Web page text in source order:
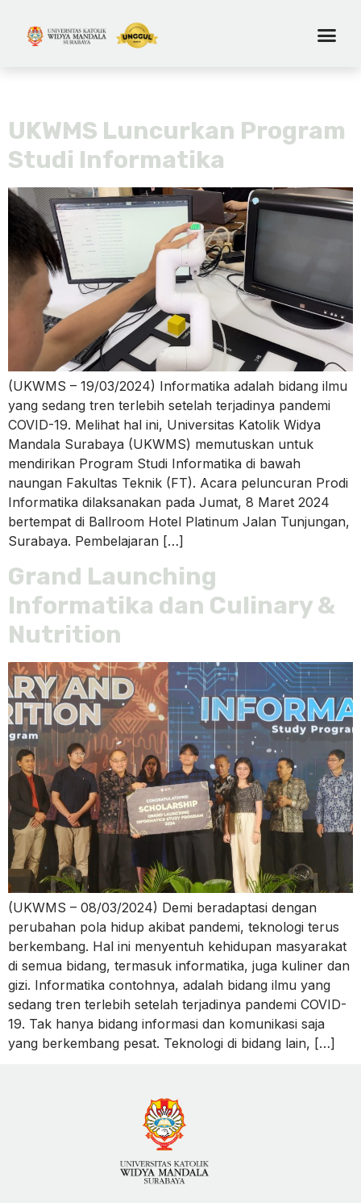
UKWMS Luncurkan Program
Studi Informatika
(UKWMS – 19/03/2024) Informatika adalah bidang ilmu
yang sedang tren terlebih setelah terjadinya pandemi
COVID-19. Melihat hal ini, Universitas Katolik Widya
Mandala Surabaya (UKWMS) memutuskan untuk
mendirikan Program Studi Informatika di bawah
naungan Fakultas Teknik (FT). Acara peluncuran Prodi
Informatika dilaksanakan pada Jumat, 8 Maret 2024
bertempat di Ballroom Hotel Platinum Jalan Tunjungan,
Surabaya. Pembelajaran […]
Grand Launching
Informatika dan Culinary &
Nutrition
(UKWMS – 08/03/2024) Demi beradaptasi dengan
perubahan pola hidup akibat pandemi, teknologi terus
berkembang. Hal ini menyentuh kehidupan masyarakat
di semua bidang, termasuk informatika, juga kuliner dan
gizi. Informatika contohnya, adalah bidang ilmu yang
sedang tren terlebih setelah terjadinya pandemi COVID-
19. Tak hanya bidang informasi dan komunikasi saja
yang berkembang pesat. Teknologi di bidang lain, […]